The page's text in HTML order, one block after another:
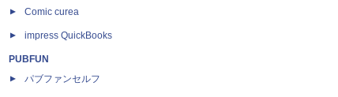
Comic curea
impress QuickBooks
PUBFUN
パブファンセルフ